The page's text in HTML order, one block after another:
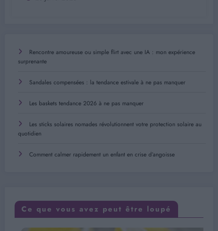
Rencontre amoureuse ou simple flirt avec une IA : mon expérience
surprenante
Sandales compensées : la tendance estivale à ne pas manquer
Les baskets tendance 2026 à ne pas manquer
Les sticks solaires nomades révolutionnent votre protection solaire au
quotidien
Comment calmer rapidement un enfant en crise d’angoisse
Ce que vous avez peut être loupé